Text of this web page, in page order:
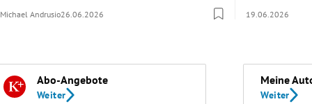
Michael Andrusio26.06.2026 19.06.2026
Abo-Angebote
Weiter
Meine
Weiter